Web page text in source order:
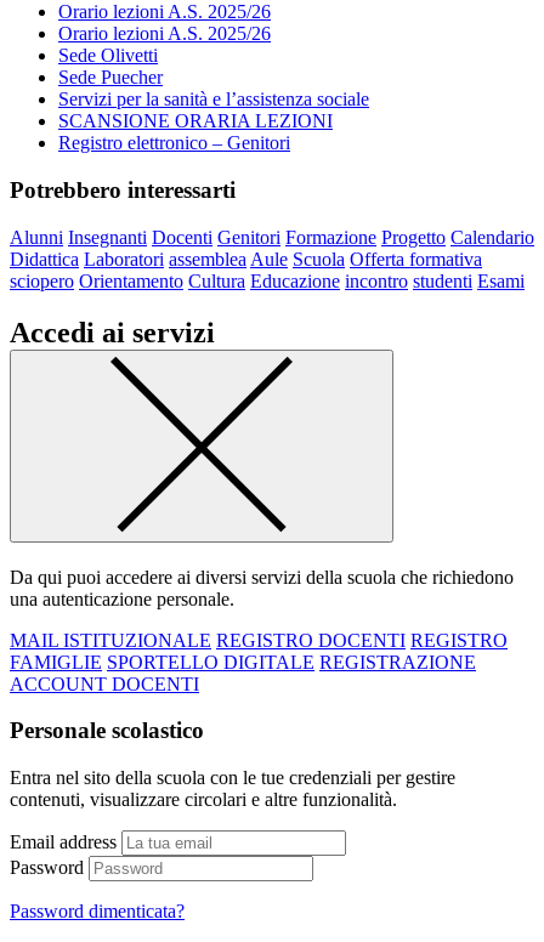
Orario lezioni A.S. 2025/26
Orario lezioni A.S. 2025/26
Sede Olivetti
Sede Puecher
Servizi per la sanità e l’assistenza sociale
SCANSIONE ORARIA LEZIONI
Registro elettronico – Genitori
Potrebbero interessarti
Alunni Insegnanti Docenti Genitori Formazione Progetto Calendario
Didattica Laboratori assemblea Aule Scuola Offerta formativa
sciopero Orientamento Cultura Educazione incontro studenti Esami
Accedi ai servizi
Da qui puoi accedere ai diversi servizi della scuola che richiedono
una autenticazione personale.
MAIL ISTITUZIONALE REGISTRO DOCENTI REGISTRO
FAMIGLIE SPORTELLO DIGITALE REGISTRAZIONE
ACCOUNT DOCENTI
Personale scolastico
Entra nel sito della scuola con le tue credenziali per gestire
contenuti, visualizzare circolari e altre funzionalità.
Email address
Password
Password dimenticata?